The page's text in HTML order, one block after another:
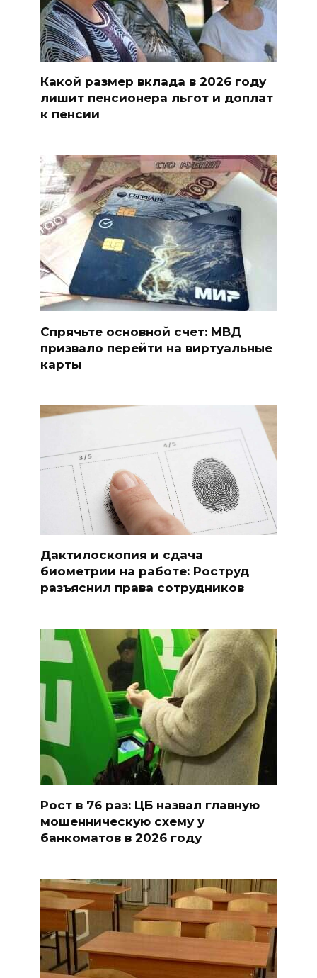
Какой размер вклада в 2026 году
лишит пенсионера льгот и доплат
к пенсии
Спрячьте основной счет: МВД
призвало перейти на виртуальные
карты
Дактилоскопия и сдача
биометрии на работе: Роструд
разъяснил права сотрудников
Рост в 76 раз: ЦБ назвал главную
мошенническую схему у
банкоматов в 2026 году